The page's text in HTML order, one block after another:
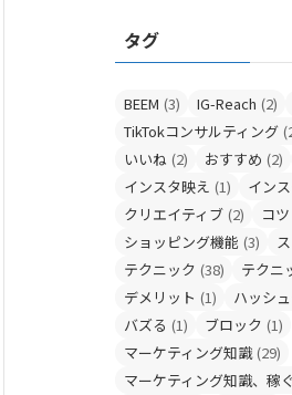
タグ
BEEM (3) IG-Reach (2)
TikTokコンサルティング
いいね (2) おすすめ (2)
インスタ映え (1) イン
クリエイティブ (2) コツ
ショッピング機能 (3)
テクニック (38) テクニ
デメリット (1) ハッシ
バズる (1) ブロック (1)
マーケティング知識 (29)
マーケティング知識、稼ぐ